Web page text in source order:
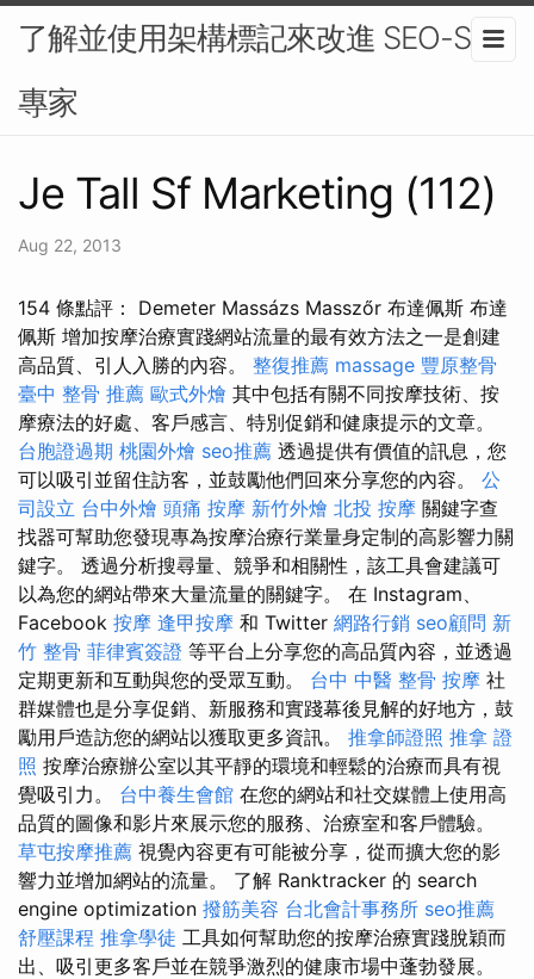
了解並使用架構標記來改進 SEO-SEO
專家
Je Tall Sf Marketing (112)
Aug 22, 2013
154 條點評： Demeter Massázs Masszőr 布達佩斯 布達
佩斯 增加按摩治療實踐網站流量的最有效方法之一是創建
高品質、引人入勝的內容。 整復推薦 massage 豐原整骨
臺中 整骨 推薦 歐式外燴 其中包括有關不同按摩技術、按
摩療法的好處、客戶感言、特別促銷和健康提示的文章。
台胞證過期 桃園外燴 seo推薦 透過提供有價值的訊息，您
可以吸引並留住訪客，並鼓勵他們回來分享您的內容。 公
司設立 台中外燴 頭痛 按摩 新竹外燴 北投 按摩 關鍵字查
找器可幫助您發現專為按摩治療行業量身定制的高影響力關
鍵字。 透過分析搜尋量、競爭和相關性，該工具會建議可
以為您的網站帶來大量流量的關鍵字。 在 Instagram、
Facebook 按摩 逢甲按摩 和 Twitter 網路行銷 seo顧問 新
竹 整骨 菲律賓簽證 等平台上分享您的高品質內容，並透過
定期更新和互動與您的受眾互動。 台中 中醫 整骨 按摩 社
群媒體也是分享促銷、新服務和實踐幕後見解的好地方，鼓
勵用戶造訪您的網站以獲取更多資訊。 推拿師證照 推拿 證
照 按摩治療辦公室以其平靜的環境和輕鬆的治療而具有視
覺吸引力。 台中養生會館 在您的網站和社交媒體上使用高
品質的圖像和影片來展示您的服務、治療室和客戶體驗。
草屯按摩推薦 視覺內容更有可能被分享，從而擴大您的影
響力並增加網站的流量。 了解 Ranktracker 的 search
engine optimization 撥筋美容 台北會計事務所 seo推薦
舒壓課程 推拿學徒 工具如何幫助您的按摩治療實踐脫穎而
出、吸引更多客戶並在競爭激烈的健康市場中蓬勃發展。